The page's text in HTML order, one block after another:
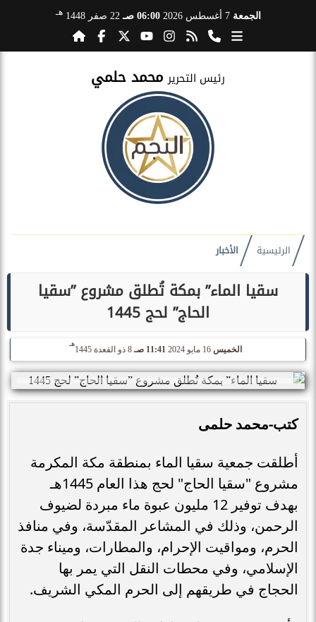
الجمعة 7 أغسطس 2026 06:00 صـ 22 صفر 1448 هـ
رئيس التحرير محمد حلمي
الرئيسية الأخبار
سقيا الماء” بمكة تُطلق مشروع ”سقيا
الحاج” لحج 1445
الخميس 16 مايو 2024 11:41 صـ 8 ذو القعدة 1445
هـ
كتب-محمد حلمى
أطلقت جمعية سقيا الماء بمنطقة مكة المكرمة
مشروع "سقيا الحاج" لحج هذا العام 1445هـ
بهدف توفير 12 مليون عبوة ماء مبردة لضيوف
الرحمن، وذلك في المشاعر المقدّسة، وفي منافذ
الحرم، ومواقيت الإحرام، والمطارات، وميناء جدة
الإسلامي، وفي محطات النقل التي يمر بها
الحجاج في طريقهم إلى الحرم المكي الشريف.